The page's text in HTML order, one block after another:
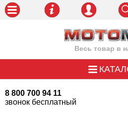
Весь товар в
8 800 700 94 11
звонок бесплатный